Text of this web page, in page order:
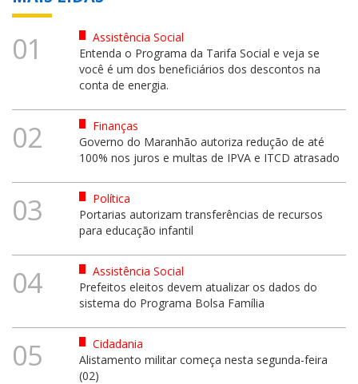
01
Assistência Social
Entenda o Programa da Tarifa Social e veja se
você é um dos beneficiários dos descontos na
conta de energia.
02
Finanças
Governo do Maranhão autoriza redução de até
100% nos juros e multas de IPVA e ITCD atrasado
03
Política
Portarias autorizam transferências de recursos
para educação infantil
04
Assistência Social
Prefeitos eleitos devem atualizar os dados do
sistema do Programa Bolsa Família
05
Cidadania
Alistamento militar começa nesta segunda-feira
(02)